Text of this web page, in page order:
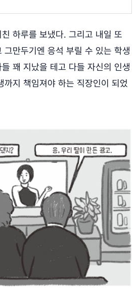
하루를 보냈다. 그리고 내일 또
그만두기엔 응석 부릴 수 있는 학생
꽤 지났을 테고 다들 자신의 인생
까지 책임져야 하는 직장인이 되었